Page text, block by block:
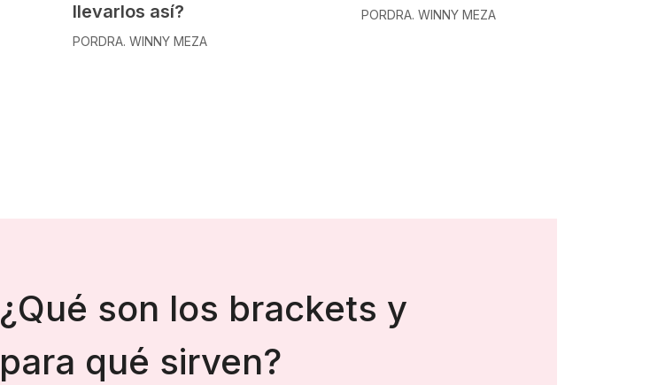
llevarlos así?
PORDRA. WINNY MEZA
PORDRA. WINNY MEZA
¿Qué son los brackets y
para qué sirven?